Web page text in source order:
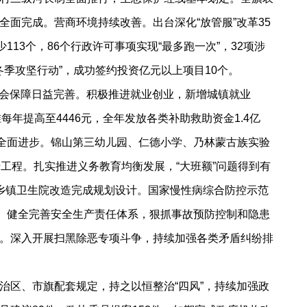
完成。营商环境持续改善。出台深化“放管服”改革35
个，86个行政许可事项实现“最多跑一次”，32项涉
攻坚行动”，成功签约投资亿元以上项目10个。
障日益完善。积极推进就业创业，新增城镇就业
年提高至4446元，全年发放各类补助救助资金1.4亿
进步。锦山第三幼儿园、仁德小学、乃林蒙古族实验
。扎实推进义务教育均衡发展，“大班额”问题得到有
卫生院改造完成规划设计。国家慢性病综合防控示范
全完善安全生产责任体系，狠抓事故预防控制和隐患
深入开展扫黑除恶专项斗争，持续加强各类矛盾纠纷排
、市旗配套规定，持之以恒整治“四风”，持续加强政